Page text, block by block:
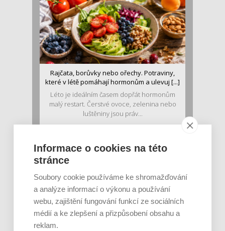
Rajčata, borůvky nebo ořechy. Potraviny,
které v létě pomáhají hormonům a ulevuj [...]
Léto je ideálním časem dopřát hormonům
malý restart. Čerstvé ovoce, zelenina nebo
luštěniny jsou práv...
Je jen pro sportovce, přiberu po něm a ve
Informace o cookies na této
stránce
Soubory cookie používáme ke shromažďování
a analýze informací o výkonu a používání
webu, zajištění fungování funkcí ze sociálních
médií a ke zlepšení a přizpůsobení obsahu a
reklam.